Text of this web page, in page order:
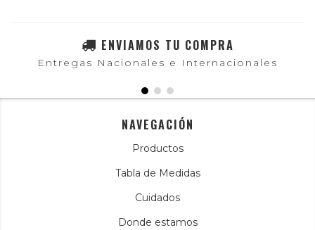
ENVIAMOS TU COMPRA
Entregas Nacionales e Internacionales
NAVEGACIÓN
Productos
Tabla de Medidas
Cuidados
Donde estamos